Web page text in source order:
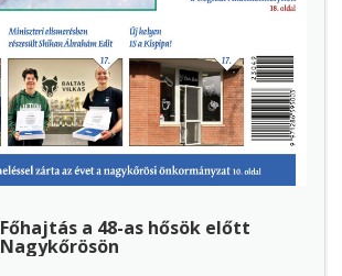
Főhajtás a 48-as hősök előtt
Nagykőrösön